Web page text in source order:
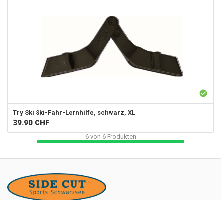
Try Ski Ski-Fahr-Lernhilfe, schwarz, XL
39.90 CHF
6von 6Produkten